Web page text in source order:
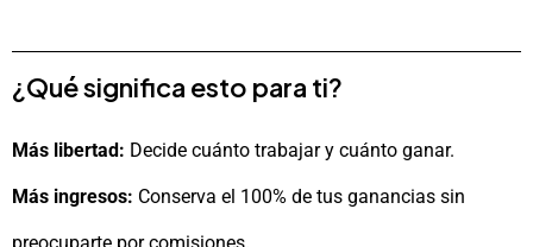
¿Qué significa esto para ti?
Más libertad: Decide cuánto trabajar y cuánto ganar.
Más ingresos: Conserva el 100% de tus ganancias sin
preocuparte por comisiones.